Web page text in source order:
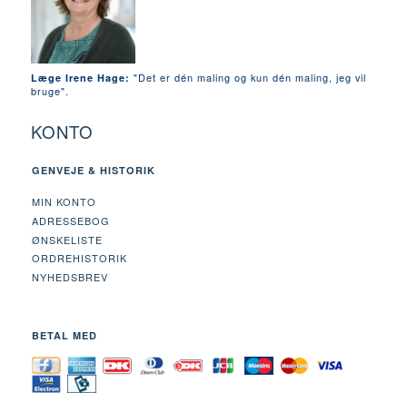
Læge Irene Hage: "Det er dén maling og kun dén maling, jeg vil
bruge".
KONTO
GENVEJE & HISTORIK
MIN KONTO
ADRESSEBOG
ØNSKELISTE
ORDREHISTORIK
NYHEDSBREV
BETAL MED